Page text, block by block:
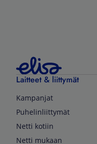
Laitteet & liittymät
Kampanjat
Puhelinliittymät
Netti kotiin
Netti mukaan